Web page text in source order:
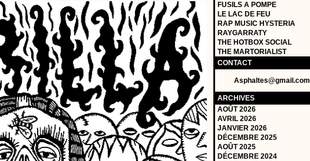
FUSILS A POMPE
LE LAC DE FEU
RAP MUSIC HYSTERIA
RAYGARRATY
THE HOTBOX SOCIAL
THE MARTORIALIST
CONTACT
Asphaltes@gmail.com
ARCHIVES
AOÛT 2026
AVRIL 2026
JANVIER 2026
DÉCEMBRE 2025
AOÛT 2025
DÉCEMBRE 2024